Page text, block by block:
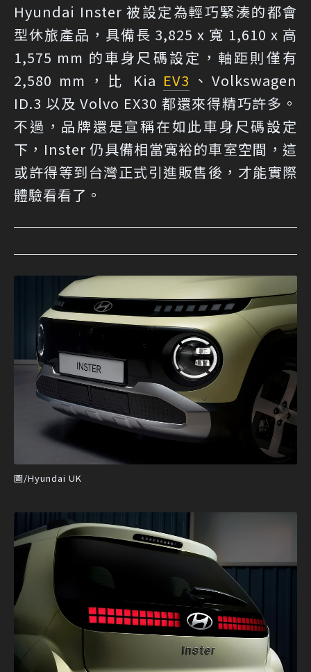
Hyundai Inster 被設定為輕巧緊湊的都會
型休旅產品，具備長 3,825 x 寬 1,610 x 高
1,575 mm 的車身尺碼設定，軸距則僅有
2,580 mm，比 Kia EV3 、Volkswagen
ID.3 以及 Volvo EX30 都還來得精巧許多。
不過，品牌還是宣稱在如此車身尺碼設定
下，Inster 仍具備相當寬裕的車室空間，這
或許得等到台灣正式引進販售後，才能實際
體驗看看了。
圖/Hyundai UK